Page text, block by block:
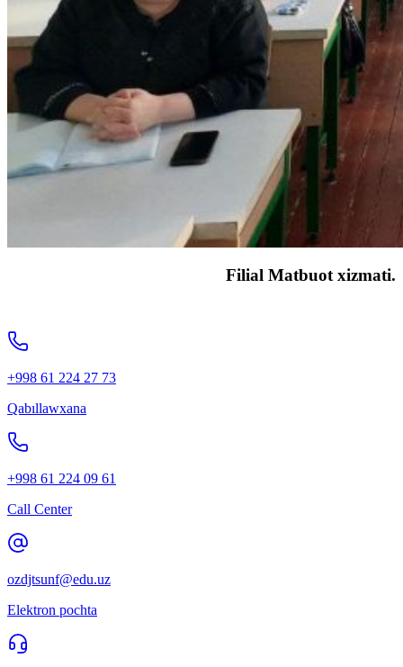
Filial Matbuot xizmati.
+998 61 224 27 73
Qabıllawxana
+998 61 224 09 61
Call Center
ozdjtsunf@edu.uz
Elektron pochta